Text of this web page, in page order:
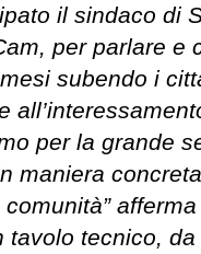
il sindaco di
per parlare e
subendo i
per la grande
maniera
tavolo tecnico,